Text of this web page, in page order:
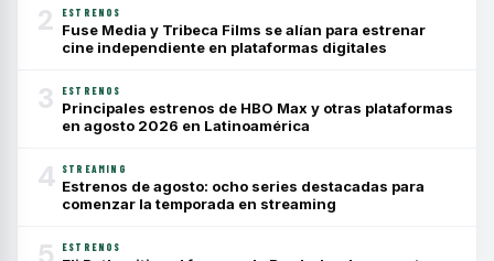
2 ESTRENOS
Fuse Media y Tribeca Films se alían para estrenar
cine independiente en plataformas digitales
3 ESTRENOS
Principales estrenos de HBO Max y otras plataformas
en agosto 2026 en Latinoamérica
4 STREAMING
Estrenos de agosto: ocho series destacadas para
comenzar la temporada en streaming
ESTRENOS